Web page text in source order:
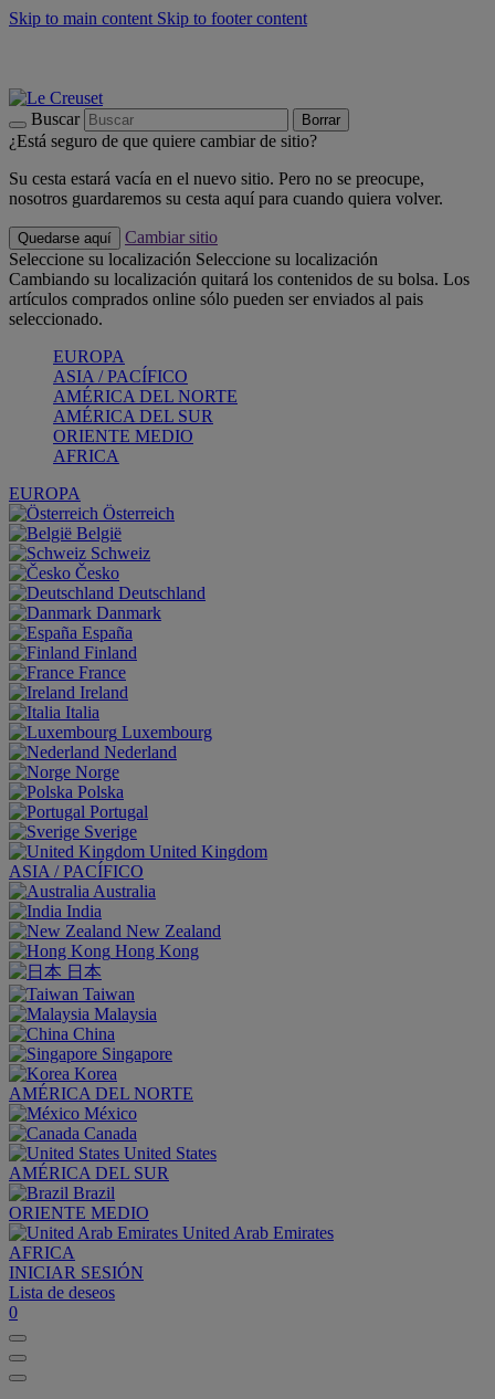
Skip to main content Skip to footer content
Buscar Borrar
¿Está seguro de que quiere cambiar de sitio?
Su cesta estará vacía en el nuevo sitio. Pero no se preocupe,
nosotros guardaremos su cesta aquí para cuando quiera volver.
Quedarse aquí
Cambiar sitio
Seleccione su localización Seleccione su localización
Cambiando su localización quitará los contenidos de su bolsa. Los
artículos comprados online sólo pueden ser enviados al pais
seleccionado.
EUROPA
ASIA / PACÍFICO
AMÉRICA DEL NORTE
AMÉRICA DEL SUR
ORIENTE MEDIO
AFRICA
EUROPA
Österreich
België
Schweiz
Česko
Deutschland
Danmark
España
Finland
France
Ireland
Italia
Luxembourg
Nederland
Norge
Polska
Portugal
Sverige
United Kingdom
ASIA / PACÍFICO
Australia
India
New Zealand
Hong Kong
日本
Taiwan
Malaysia
China
Singapore
Korea
AMÉRICA DEL NORTE
México
Canada
United States
AMÉRICA DEL SUR
Brazil
ORIENTE MEDIO
United Arab Emirates
AFRICA
INICIAR SESIÓN
Lista de deseos
0